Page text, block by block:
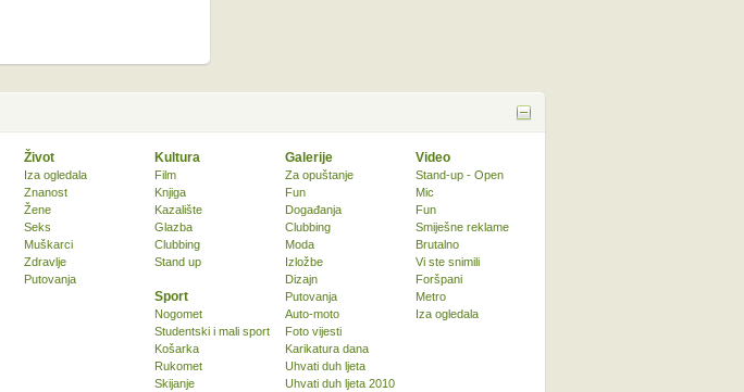
Život
Iza ogledala
Znanost
Žene
Seks
Muškarci
Zdravlje
Putovanja
Kultura
Film
Knjiga
Kazalište
Glazba
Clubbing
Stand up
Sport
Nogomet
Studentski i mali sport
Košarka
Rukomet
Skijanje
Galerije
Za opuštanje
Fun
Događanja
Clubbing
Moda
Izložbe
Dizajn
Putovanja
Auto-moto
Foto vijesti
Karikatura dana
Uhvati duh ljeta
Uhvati duh ljeta 2010
Video
Stand-up - Open
Mic
Fun
Smiješne reklame
Brutalno
Vi ste snimili
Foršpani
Metro
Iza ogledala